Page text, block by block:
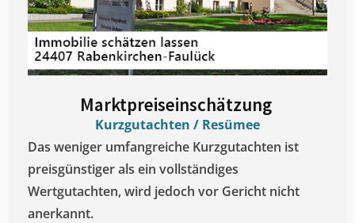
Marktpreiseinschätzung ​
Kurzgutachten / Resümee
Das weniger umfangreiche Kurzgutachten ist
preisgünstiger als ein vollständiges
Wertgutachten, wird jedoch vor Gericht nicht
anerkannt.